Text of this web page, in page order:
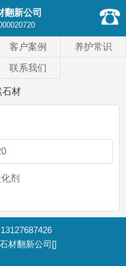
翻新公司
客户案例 养护常识
联系我们
石材
剂
材翻新公司[]